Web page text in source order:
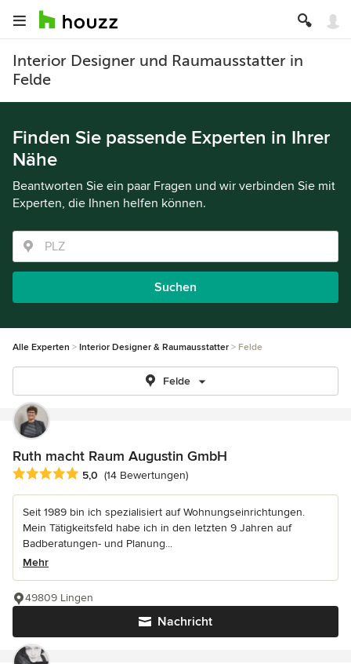
Interior Designer und Raumausstatter in
Felde
Finden Sie passende Experten in Ihrer
Nähe
Beantworten Sie ein paar Fragen und wir verbinden Sie mit
Experten, die Ihnen helfen können.
Suchen
Alle Experten Interior Designer & Raumausstatter Felde
Felde
Ruth macht Raum Augustin GmbH
Durchschnittliche Bewertung: 5 von 5 Sternen
5,0 (14 Bewertungen)
Seit 1989 bin ich spezialisiert auf Wohnungseinrichtungen.
Mein Tätigkeitsfeld habe ich in den letzten 9 Jahren auf
Badberatungen- und Planung...
Mehr
Nachricht
49809 Lingen